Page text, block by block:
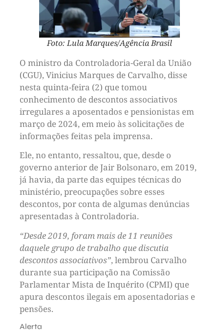
Foto: Lula Marques/Agência Brasil
O ministro da Controladoria-Geral da União
(CGU), Vinicius Marques de Carvalho, disse
nesta quinta-feira (2) que tomou
conhecimento de descontos associativos
irregulares a aposentados e pensionistas em
março de 2024, em meio às solicitações de
informações feitas pela imprensa.
Ele, no entanto, ressaltou, que, desde o
governo anterior de Jair Bolsonaro, em 2019,
já havia, da parte das equipes técnicas do
ministério, preocupações sobre esses
descontos, por conta de algumas denúncias
apresentadas à Controladoria.
“Desde 2019, foram mais de 11 reuniões
daquele grupo de trabalho que discutia
descontos associativos”, lembrou Carvalho
durante sua participação na Comissão
Parlamentar Mista de Inquérito (CPMI) que
apura descontos ilegais em aposentadorias e
pensões.
Alerta